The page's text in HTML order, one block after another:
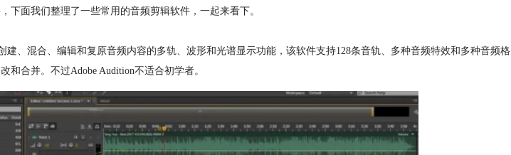
下面我们整理了一些常用的音频剪辑软件，一起来看下。
建、混合、编辑和复原音频内容的多轨、波形和光谱显示功能，该软件支持128条音轨、多种音频特效和多种音频格
和合并。不过Adobe Audition不适合初学者。